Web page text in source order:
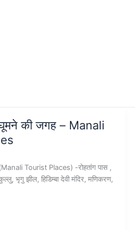
की जगह – Manali
Tourist Places) -रोहतांग पास ,
भृगु झील, हिडिम्बा देवी मंदिर, मणिकरण,